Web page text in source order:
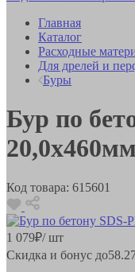
Главная
Каталог
Расходные
Для дрелей и
Буры
Бур по
Код товара: 615601
1 079₽/ шт
Скидка и бонус до